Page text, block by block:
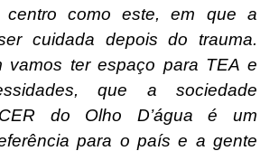
centro como este, em que a
cuidada depois do trauma.
vamos ter espaço para TEA e
que a sociedade
do Olho D’água é um
para o país e a gente